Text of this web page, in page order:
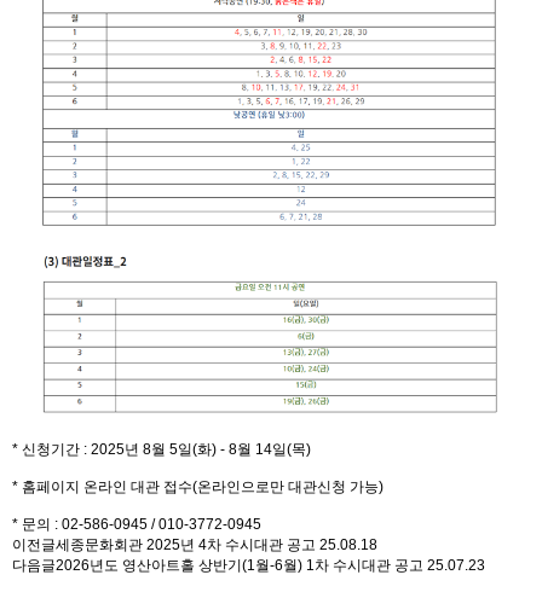
* 신청기간 : 2025년 8월 5일(화) - 8월 14일(목)
* 홈페이지 온라인 대관 접수(온라인으로만 대관신청 가능)
* 문의 : 02-586-0945 / 010-3772-0945
이전글세종문화회관 2025년 4차 수시대관 공고 25.08.18
다음글2026년도 영산아트홀 상반기(1월-6월) 1차 수시대관 공고 25.07.23